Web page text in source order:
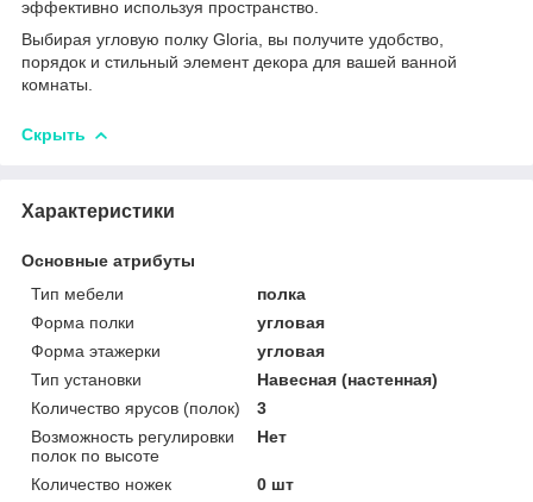
эффективно используя пространство.
Выбирая угловую полку Gloria, вы получите удобство,
порядок и стильный элемент декора для вашей ванной
комнаты.
Скрыть
Характеристики
Основные атрибуты
Тип мебели
полка
Форма полки
угловая
Форма этажерки
угловая
Тип установки
Навесная (настенная)
Количество ярусов (полок)
3
Возможность регулировки
полок по высоте
Нет
Количество ножек
0 шт